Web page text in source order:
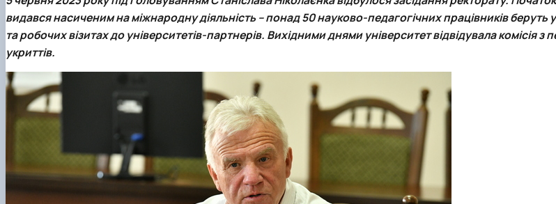
Відомі постаті факультету
ІІ етап Всеукраїнської олімпіади з дисципліни "Загальна екологія"
Забезпечення ОПП «Екологічна біотехнологія та
Забезпечення ОПП «Екологія та охорона
видався насиченим на міжнародну діяльність – понад 50 науково-педагогічних працівників беруть
та робочих візитах до університетів-партнерів. Вихідними днями університет відвідувала комісія з
укриттів.